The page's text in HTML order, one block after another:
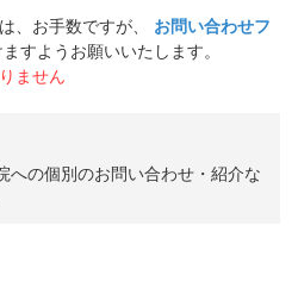
、お手数ですが、
お問い合わせフ
すようお願いいたします。
ません
への個別のお問い合わせ・紹介な